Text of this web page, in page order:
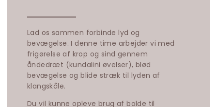
Lad os sammen forbinde lyd og
bevægelse.I denne time arbejder vi med
frigørelse af krop og sind gennem
åndedræt (kundalini øvelser), blød
bevægelse ogblide stræk til lyden af
klangskåle.
Du vil kunne opleve brug af bolde til